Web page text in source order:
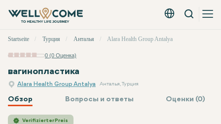
Русский - EUR
Вызов
меню
Startseite Турция Анталья Alara Health Group Antalya
0 (0 Оценка)
вагинопластика
Alara Health Group Antalya Анталья, Турция
Обзор Вопросы и ответы Оценки (0)
Verifizierter Preis
Alara Health GroupЦена